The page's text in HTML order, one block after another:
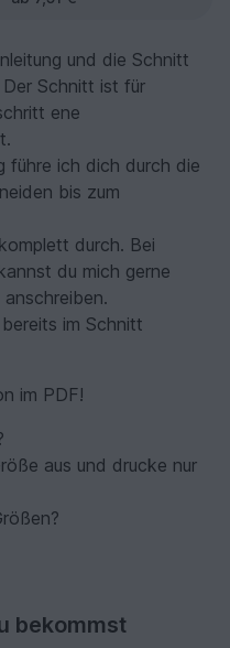
und die Schnitt
Schnitt ist für
ene
führe ich dich durch die
bis zum
durch. Bei
du mich gerne
im Schnitt
im PDF!
aus und drucke nur
bekommst